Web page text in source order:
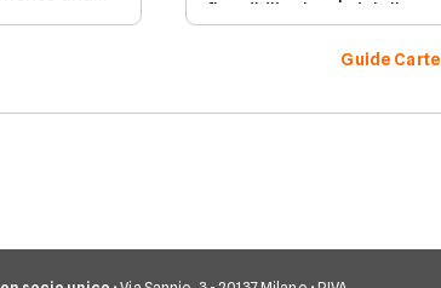
carta
senza
flessibili adottati dalle
banche.
Guide Carte